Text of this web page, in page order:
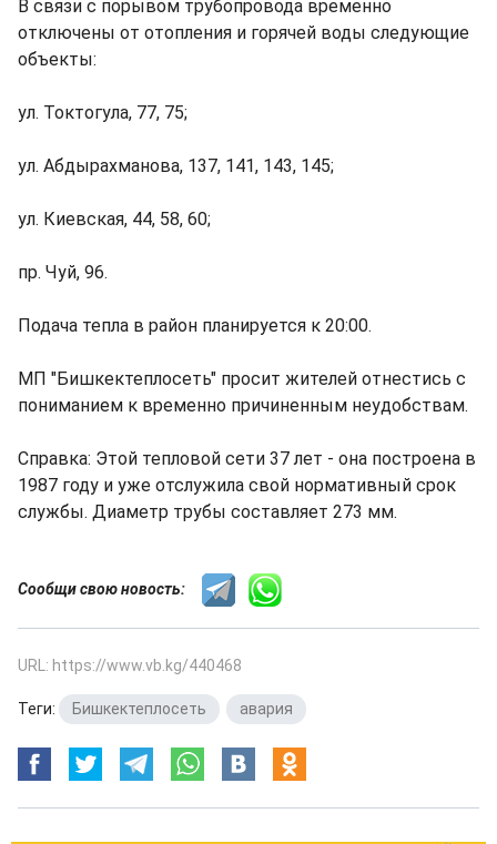
В связи с порывом трубопровода временно
отключены от отопления и горячей воды следующие
объекты:
ул. Токтогула, 77, 75;
ул. Абдырахманова, 137, 141, 143, 145;
ул. Киевская, 44, 58, 60;
пр. Чуй, 96.
Подача тепла в район планируется к 20:00.
МП "Бишкектеплосеть" просит жителей отнестись с
пониманием к временно причиненным неудобствам.
Справка: Этой тепловой сети 37 лет - она построена в
1987 году и уже отслужила свой нормативный срок
службы. Диаметр трубы составляет 273 мм.
Сообщи свою новость:
URL: https://www.vb.kg/440468
Теги: Бишкектеплосеть авария